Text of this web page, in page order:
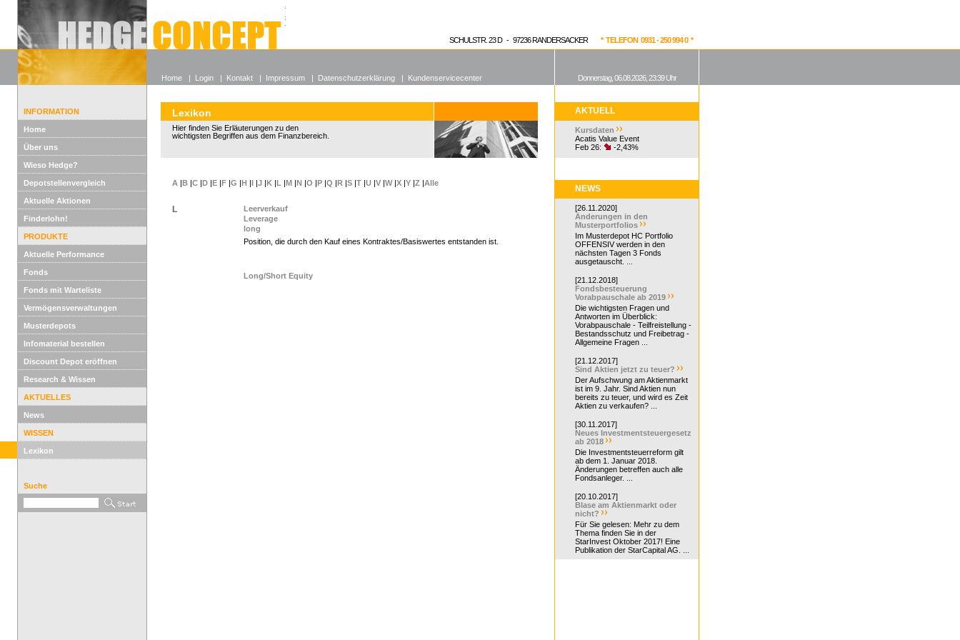
Alle offenen Fonds
Wieso Hedgefonds?
SCHULSTR. 23 D - 97236 RANDERSACKER * TELEFON 0931 - 250 994 0 *
INFORMATION
Home
Über uns
Wieso Hedge?
Depotstellenvergleich
Aktuelle Aktionen
Finderlohn!
PRODUKTE
Aktuelle Performance
Fonds
Fonds mit Warteliste
Vermögensverwaltungen
Musterdepots
Infomaterial bestellen
Discount Depot eröffnen
Research & Wissen
AKTUELLES
News
WISSEN
Lexikon
Suche
Lexikon
Hier finden Sie Erläuterungen zu den
wichtigsten Begriffen aus dem Finanzbereich.
A |B |C |D |E |F |G |H |I |J |K |L |M |N |O |P |Q |R |S |T |U |V |W |X |Y |Z |Alle
L
Leerverkauf
Leverage
long
Position, die durch den Kauf eines Kontraktes/Basiswertes entstanden ist.
Long/Short Equity
AKTUELL
Kursdaten
Acatis Value Event
Feb 26:
-2,43%
NEWS
[26.11.2020]
Änderungen in den
Musterportfolios
Im Musterdepot HC Portfolio
OFFENSIV werden in den
nächsten Tagen 3 Fonds
ausgetauscht. ...
[21.12.2018]
Fondsbesteuerung
Vorabpauschale ab 2019
Die wichtigsten Fragen und
Antworten im Überblick:
Vorabpauschale - Teilfreistellung -
Bestandsschutz und Freibetrag -
Allgemeine Fragen ...
[21.12.2017]
Sind Aktien jetzt zu teuer?
Der Aufschwung am Aktienmarkt
ist im 9. Jahr. Sind Aktien nun
bereits zu teuer, und wird es Zeit
Aktien zu verkaufen? ...
[30.11.2017]
Neues Investmentsteuergesetz
ab 2018
Die Investmentsteuerreform gilt
ab dem 1. Januar 2018.
Änderungen betreffen auch alle
Fondsanleger. ...
[20.10.2017]
Blase am Aktienmarkt oder
nicht?
Für Sie gelesen: Mehr zu dem
Thema finden Sie in der
StarInvest Oktober 2017! Eine
Publikation der StarCapital AG. ...
Home | Login | Kontakt | Impressum | Datenschutzerklärung | Kundenservicecenter Donnerstag, 06.08.2026, 23:39 Uhr